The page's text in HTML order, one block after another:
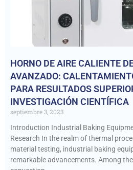
HORNO DE AIRE CALIENTE
AVANZADO:
PARA RESULTADOS
INVESTIGACIÓN CIENTÍFICA
septiembre 3, 2023
Introduction Industrial Baking
Research In the realm of thermal
material testing, industrial baking
remarkable advancements. Among